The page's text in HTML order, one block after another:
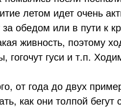
летом идет очень
обедом или в пути к
живность, поэтому
гогочут гуси и т.п.
от года до двух
как они толпой бегут